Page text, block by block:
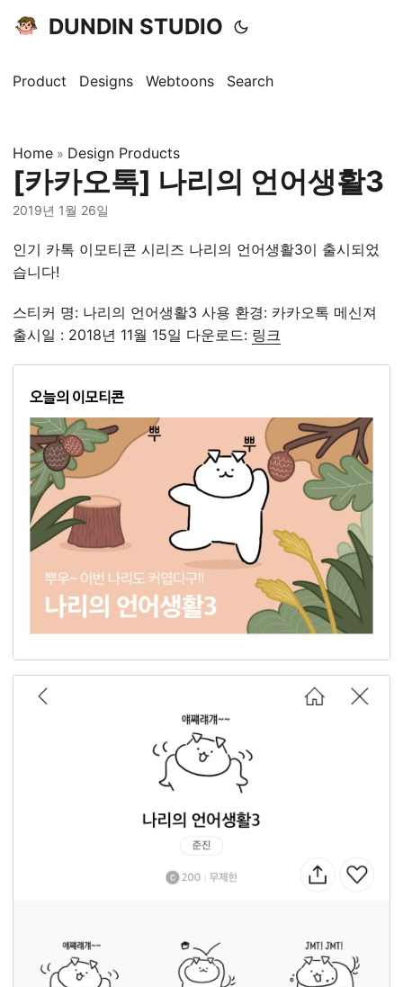
DUNDIN STUDIO
Product Designs Webtoons Search
Home » Design Products
[카카오톡] 나리의 언어생활3
2019년 1월 26일
인기 카톡 이모티콘 시리즈 나리의 언어생활3이 출시되었
습니다!
스티커 명: 나리의 언어생활3 사용 환경: 카카오톡 메신져
출시일 : 2018년 11월 15일 다운로드: 링크